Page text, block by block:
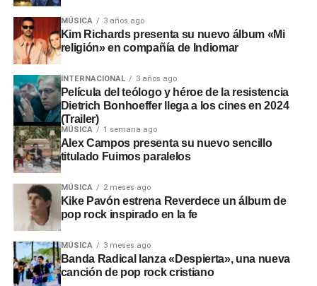
Las situaciones adversas detectadas comprometen la
seguridad ante posibles inundaciones. Por ello, la
entidad fiscalizadora recomendó a las autoridades
locales y regionales adoptar medidas urgentes para
proteger viviendas, familias y zonas de cultivo.
MÚSICA 3 años ago
Kim Richards presenta su nuevo álbum «Mi
religión» en compañía de Indiomar
INTERNACIONAL 3 años ago
Película del teólogo y héroe de la resistencia
Dietrich Bonhoeffer llega a los cines en 2024
(Trailer)
MÚSICA 1 semana ago
Alex Campos presenta su nuevo sencillo
titulado Fuimos paralelos
MÚSICA 2 meses ago
Kike Pavón estrena Reverdece un álbum de
pop rock inspirado en la fe
MÚSICA 3 meses ago
Banda Radical lanza «Despierta», una nueva
canción de pop rock cristiano